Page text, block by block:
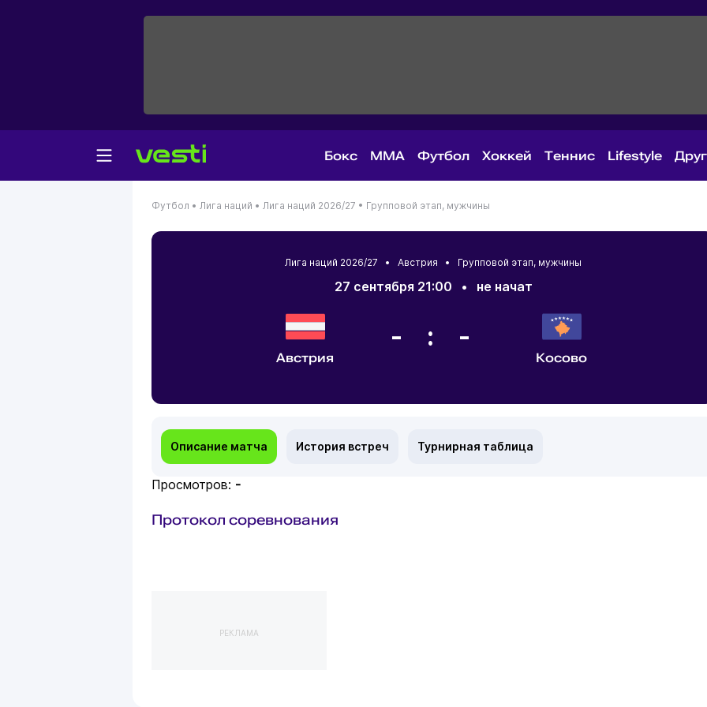
Бокс MMA Футбол Хоккей Теннис Lifestyle
Футбол • Лига наций • Лига наций 2026/27 • Групповой этап, мужчины
Лига наций 2026/27 • Австрия • Групповой этап, мужчины
27 сентября 21:00 • не начат
Австрия
- : -
Косово
Описание матча История встреч Турнирная таблица
Просмотров: -
Протокол соревнования
РЕКЛАМА